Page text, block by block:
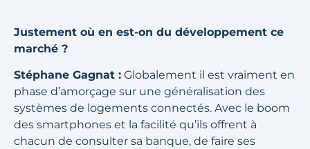
Justement où en est-on du développement ce
marché ?
Stéphane Gagnat : Globalement il est vraiment en
phase d’amorçage sur une généralisation des
systèmes de logements connectés. Avec le boom
des smartphones et la facilité qu’ils offrent à
chacun de consulter sa banque, de faire ses